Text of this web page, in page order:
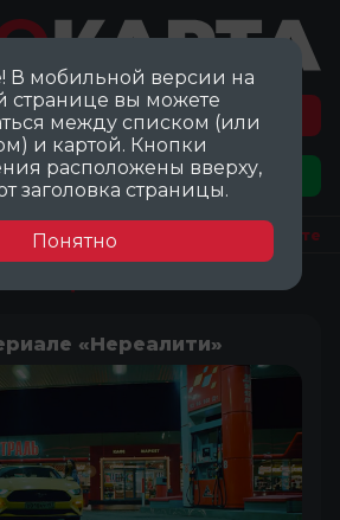
на карту локаций ©
локацию
Посмотреть на карте
локациям
«Нереалити»
В мобильной версии на
странице вы можете
между списком (или
и картой. Кнопки
расположены вверху,
заголовка страницы.
Понятно